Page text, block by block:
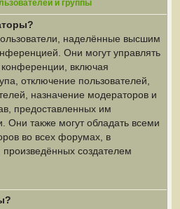
и группы
наделённые высшим
Они могут управлять
включая
отключение пользователей,
назначение модераторов и
предоставленных им
Они также могут обладать всеми
во всех форумах, в
произведённых создателем